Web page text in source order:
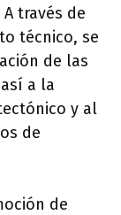
través de
técnico, se
de las
a la
y al
de
de